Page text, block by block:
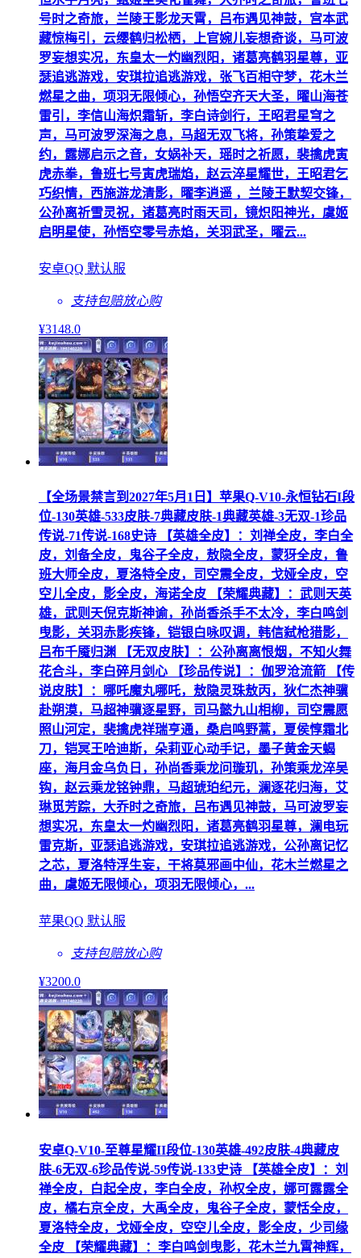
号时之奇旅，兰陵王影龙天霄，吕布遇见神鼓，宫本武
藏惊梅引，云缨鹤归松栖，上官婉儿妄想奇谈，马可波
罗妄想实况，东皇太一灼幽烈阳，诸葛亮鹤羽星尊，亚
瑟追逃游戏，安琪拉追逃游戏，张飞百相守梦，花木兰
燃星之曲，项羽无限倾心，孙悟空齐天大圣，曜山海苍
雷引，李信山海炽霜斩，李白诗剑行，王昭君星穹之
声，马可波罗深海之息，马超无双飞将，孙策挚爱之
约，露娜启示之音，女娲补天，瑶时之祈愿，裴擒虎寅
虎赤拳，鲁班七号寅虎瑞焰，赵云淬星耀世，王昭君乞
巧织情，西施游龙清影，曜李逍遥 ，兰陵王默契交锋，
公孙离祈雪灵祝，诸葛亮时雨天司，镜炽阳神光，虞姬
启明星使，孙悟空零号赤焰，关羽武圣，曜云...
安卓QQ 默认服
支持包赔放心购
¥3148.0
【全场景禁言到2027年5月1日】苹果Q-V10-永恒钻石I段
位-130英雄-533皮肤-7典藏皮肤-1典藏英雄-3无双-1珍品
传说-71传说-168史诗 【英雄全皮】：刘禅全皮，李白全
皮，刘备全皮，鬼谷子全皮，敖隐全皮，蒙犽全皮，鲁
班大师全皮，夏洛特全皮，司空震全皮，戈娅全皮，空
空儿全皮，影全皮，海诺全皮 【荣耀典藏】：武则天英
雄，武则天倪克斯神谕，孙尚香杀手不太冷，李白鸣剑
曳影，关羽赤影疾锋，铠银白咏叹调，韩信弑枪猎影，
吕布千魇归渊 【无双皮肤】：公孙离离恨烟，不知火舞
花合斗，李白碎月剑心 【珍品传说】：伽罗沧流箭 【传
说皮肤】：哪吒魔丸哪吒，敖隐灵珠敖丙，狄仁杰神骥
赴朔漠，马超神骥逐星野，司马懿九山相柳，司空震愿
照山河定，裴擒虎祥瑞亨通，桑启鸣野蒿，夏侯惇霜北
刀，铠冥王哈迪斯，朵莉亚心动手记，墨子黄金天蝎
座，海月金乌负日，孙尚香乘龙问璇玑，孙策乘龙淬吴
钩，赵云乘龙铭钟鼎，马超琥珀纪元，澜逐花归海，艾
琳觅芳踪，大乔时之奇旅，吕布遇见神鼓，马可波罗妄
想实况，东皇太一灼幽烈阳，诸葛亮鹤羽星尊，澜电玩
雷克斯，亚瑟追逃游戏，安琪拉追逃游戏，公孙离记忆
之芯，夏洛特浮生妄，干将莫邪画中仙，花木兰燃星之
曲，虞姬无限倾心，项羽无限倾心，...
苹果QQ 默认服
支持包赔放心购
¥3200.0
安卓Q-V10-至尊星耀II段位-130英雄-492皮肤-4典藏皮
肤-6无双-6珍品传说-59传说-133史诗 【英雄全皮】：刘
禅全皮，白起全皮，李白全皮，孙权全皮，娜可露露全
皮，橘右京全皮，大禹全皮，鬼谷子全皮，蒙恬全皮，
夏洛特全皮，戈娅全皮，空空儿全皮，影全皮，少司缘
全皮 【荣耀典藏】：李白鸣剑曳影，花木兰九霄神辉，